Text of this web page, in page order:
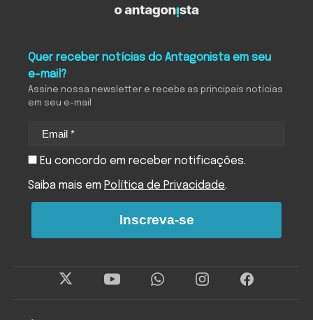
Quer receber notícias do Antagonista em seu
e-mail?
Assine nossa newsletter e receba as principais notícias
em seu e-mail
Eu concordo em receber notificações.
Saiba mais em Política de Privacidade.
Inscreva-se